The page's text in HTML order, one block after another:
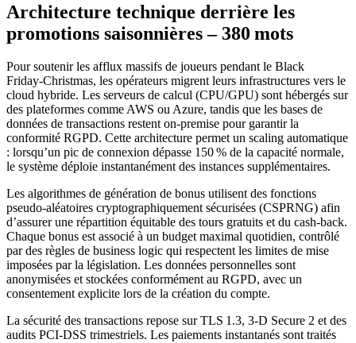
Architecture technique derrière les
promotions saisonnières – 380 mots
Pour soutenir les afflux massifs de joueurs pendant le Black
Friday‑Christmas, les opérateurs migrent leurs infrastructures vers le
cloud hybride. Les serveurs de calcul (CPU/GPU) sont hébergés sur
des plateformes comme AWS ou Azure, tandis que les bases de
données de transactions restent on‑premise pour garantir la
conformité RGPD. Cette architecture permet un scaling automatique
: lorsqu’un pic de connexion dépasse 150 % de la capacité normale,
le système déploie instantanément des instances supplémentaires.
Les algorithmes de génération de bonus utilisent des fonctions
pseudo‑aléatoires cryptographiquement sécurisées (CSPRNG) afin
d’assurer une répartition équitable des tours gratuits et du cash‑back.
Chaque bonus est associé à un budget maximal quotidien, contrôlé
par des règles de business logic qui respectent les limites de mise
imposées par la législation. Les données personnelles sont
anonymisées et stockées conformément au RGPD, avec un
consentement explicite lors de la création du compte.
La sécurité des transactions repose sur TLS 1.3, 3‑D Secure 2 et des
audits PCI‑DSS trimestriels. Les paiements instantanés sont traités